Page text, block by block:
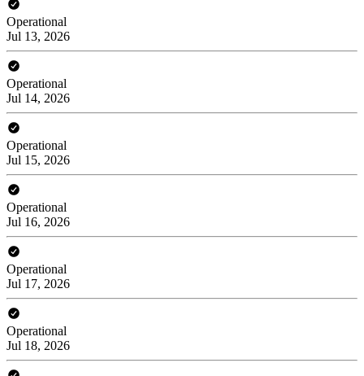
Operational
Jul 13, 2026
Operational
Jul 14, 2026
Operational
Jul 15, 2026
Operational
Jul 16, 2026
Operational
Jul 17, 2026
Operational
Jul 18, 2026